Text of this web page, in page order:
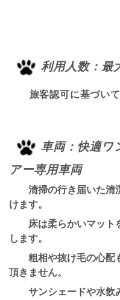
利用人数：最
旅客認可に基づいて
車両：快適ワ
アー専用車両
清掃の行き届いた清
けます。
床は柔らかいマット
します。
粗相や抜け毛の心配
頂きません。
サンシェードや水飲